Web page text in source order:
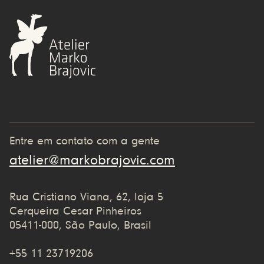
Entre em contato com a gente
atelier@markobrajovic.com
Rua Cristiano Viana, 62, loja 5
Cerqueira Cesar Pinheiros
05411-000, São Paulo, Brasil
+55 11 23719206